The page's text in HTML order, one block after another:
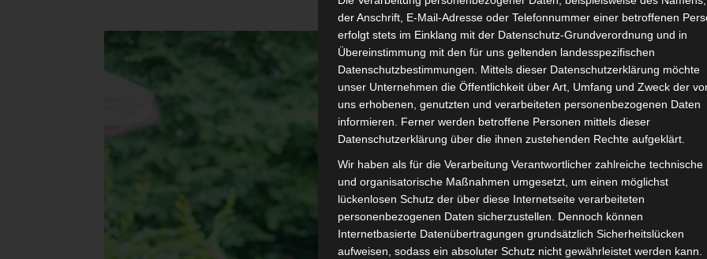
9. Juli 2025
der Anschrift, E-Mail-Adresse oder Telefonnummer einer betroffenen
erfolgt stets im Einklang mit der Datenschutz-Grundverordnung und in
Übereinstimmung mit den für uns geltenden landesspezifischen
Datenschutzbestimmungen. Mittels dieser Datenschutzerklärung möchte
unser Unternehmen die Öffentlichkeit über Art, Umfang und Zweck der
uns erhobenen, genutzten und verarbeiteten personenbezogenen Daten
informieren. Ferner werden betroffene Personen mittels dieser
Datenschutzerklärung über die ihnen zustehenden Rechte aufgeklärt.
Wir haben als für die Verarbeitung Verantwortlicher zahlreiche technische
und organisatorische Maßnahmen umgesetzt, um einen möglichst
lückenlosen Schutz der über diese Internetseite verarbeiteten
personenbezogenen Daten sicherzustellen. Dennoch können
Internetbasierte Datenübertragungen grundsätzlich Sicherheitslücken
aufweisen, sodass ein absoluter Schutz nicht gewährleistet werden kann.